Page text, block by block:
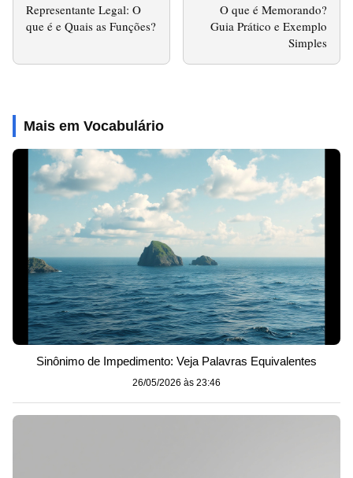
Representante Legal: O
que é e Quais as Funções?
O que é Memorando?
Guia Prático e Exemplo
Simples
Mais em Vocabulário
Sinônimo de Impedimento: Veja Palavras Equivalentes
26/05/2026 às 23:46